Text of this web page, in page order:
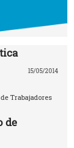
15/05/2014
Trabajadores
de